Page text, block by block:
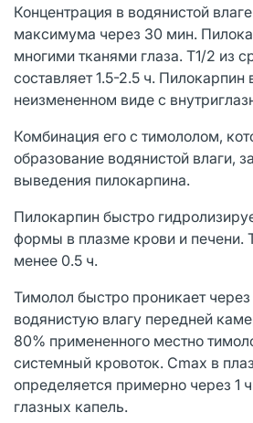
Концентрация в водянистой
максимума через 30 мин.
многими тканями глаза. T1/2 из
составляет 1.5-2.5 ч. Пилокарпин
неизмененном виде с
Комбинация его с тимололом,
образование водянистой влаги,
выведения пилокарпина.
Пилокарпин быстро
формы в плазме крови и печени.
менее 0.5 ч.
Тимолол быстро проникает
водянистую влагу передней
80% примененного местно
системный кровоток. Cmax в
определяется примерно через 1
глазных капель.